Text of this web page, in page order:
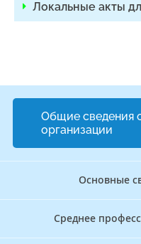
Локальные акты
Общие сведения
организации
Основные
Среднее